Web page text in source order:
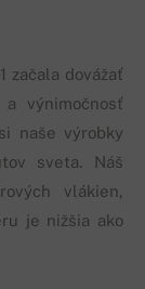
začala dovážať
výnimočnosť
naše výrobky
sveta. Náš
vlákien,
je nižšia ako